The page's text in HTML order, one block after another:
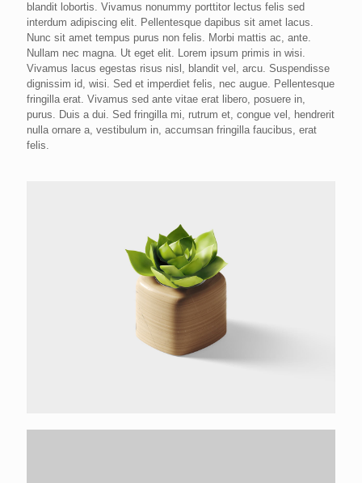
blandit lobortis. Vivamus nonummy porttitor lectus felis sed
interdum adipiscing elit. Pellentesque dapibus sit amet lacus.
Nunc sit amet tempus purus non felis. Morbi mattis ac, ante.
Nullam nec magna. Ut eget elit. Lorem ipsum primis in wisi.
Vivamus lacus egestas risus nisl, blandit vel, arcu. Suspendisse
dignissim id, wisi. Sed et imperdiet felis, nec augue. Pellentesque
fringilla erat. Vivamus sed ante vitae erat libero, posuere in,
purus. Duis a dui. Sed fringilla mi, rutrum et, congue vel, hendrerit
nulla ornare a, vestibulum in, accumsan fringilla faucibus, erat
felis.